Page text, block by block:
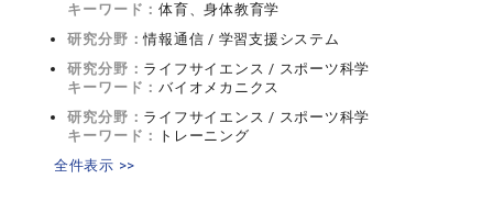
キーワード：体育、身体教育学
研究分野：情報通信 / 学習支援システム
研究分野： ライフサイエンス / スポーツ科学
キーワード：バイオメカニクス
研究分野： ライフサイエンス / スポーツ科学
キーワード：
トレーニング
全件表示 >>